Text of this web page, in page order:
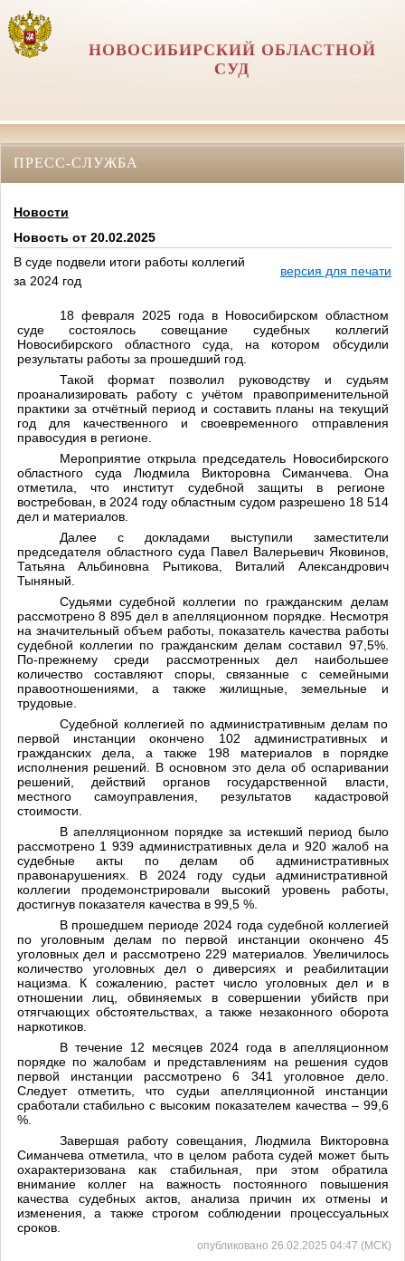
НОВОСИБИРСКИЙ ОБЛАСТНОЙ
СУД
ПРЕСС-СЛУЖБА
Новости
Новость от 20.02.2025
В суде подвели итоги работы коллегий
за 2024 год
версия для печати
18 февраля 2025 года в Новосибирском областном
суде состоялось совещание судебных коллегий
Новосибирского областного суда, на котором обсудили
результаты работы за прошедший год.
Такой формат позволил руководству и судьям
проанализировать работу с учётом правоприменительной
практики за отчётный период и составить планы на текущий
год для качественного и своевременного отправления
правосудия в регионе.
Мероприятие открыла председатель Новосибирского
областного суда Людмила Викторовна Симанчева. Она
отметила, что институт судебной защиты в регионе
востребован, в 2024 году областным судом разрешено 18 514
дел и материалов.
Далее с докладами выступили заместители
председателя областного суда Павел Валерьевич Яковинов,
Татьяна Альбиновна Рытикова, Виталий Александрович
Тыняный.
Судьями судебной коллегии по гражданским делам
рассмотрено 8 895 дел в апелляционном порядке. Несмотря
на значительный объем работы, показатель качества работы
судебной коллегии по гражданским делам составил 97,5%.
По-прежнему среди рассмотренных дел наибольшее
количество составляют споры, связанные с семейными
правоотношениями, а также жилищные, земельные и
трудовые.
Судебной коллегией по административным делам по
первой инстанции окончено 102 административных и
гражданских дела, а также 198 материалов в порядке
исполнения решений. В основном это дела об оспаривании
решений, действий органов государственной власти,
местного самоуправления, результатов кадастровой
стоимости.
В апелляционном порядке за истекший период было
рассмотрено 1 939 административных дела и 920 жалоб на
судебные акты по делам об административных
правонарушениях. В 2024 году судьи административной
коллегии продемонстрировали высокий уровень работы,
достигнув показателя качества в 99,5 %.
В прошедшем периоде 2024 года судебной коллегией
по уголовным делам по первой инстанции окончено 45
уголовных дел и рассмотрено 229 материалов. Увеличилось
количество уголовных дел о диверсиях и реабилитации
нацизма. К сожалению, растет число уголовных дел и в
отношении лиц, обвиняемых в совершении убийств при
отягчающих обстоятельствах, а также незаконного оборота
наркотиков.
В течение 12 месяцев 2024 года в апелляционном
порядке по жалобам и представлениям на решения судов
первой инстанции рассмотрено 6 341 уголовное дело.
Следует отметить, что судьи апелляционной инстанции
сработали стабильно с высоким показателем качества – 99,6
%.
Завершая работу совещания, Людмила Викторовна
Симанчева отметила, что в целом работа судей может быть
охарактеризована как стабильная, при этом обратила
внимание коллег на важность постоянного повышения
качества судебных актов, анализа причин их отмены и
изменения, а также строгом соблюдении процессуальных
сроков.
опубликовано 26.02.2025 04:47 (МСК)